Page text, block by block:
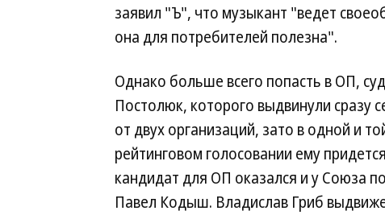
заявил "Ъ", что музыкант "ведет
она для потребителей полезна".
Однако больше всего попасть в ОП,
Постолюк, которого выдвинули сразу
от двух организаций, зато в одной и
рейтинговом голосовании ему
кандидат для ОП оказался и у Союза
Павел Кодыш. Владислав Гриб